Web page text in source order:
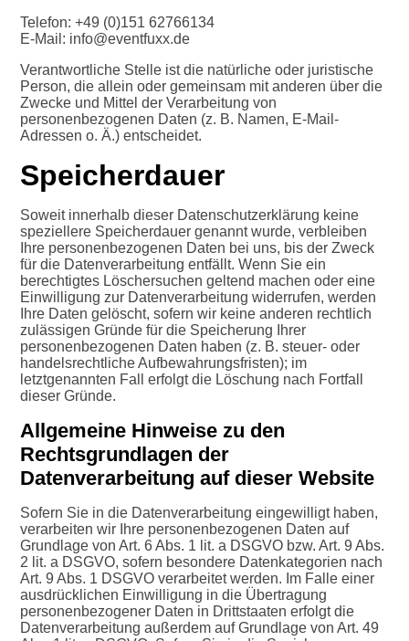
Telefon: +49 (0)151 62766134
E-Mail: info@eventfuxx.de
Verantwortliche Stelle ist die natürliche oder juristische
Person, die allein oder gemeinsam mit anderen über die
Zwecke und Mittel der Verarbeitung von
personenbezogenen Daten (z. B. Namen, E-Mail-
Adressen o. Ä.) entscheidet.
Speicherdauer
Soweit innerhalb dieser Datenschutzerklärung keine
speziellere Speicherdauer genannt wurde, verbleiben
Ihre personenbezogenen Daten bei uns, bis der Zweck
für die Datenverarbeitung entfällt. Wenn Sie ein
berechtigtes Löschersuchen geltend machen oder eine
Einwilligung zur Datenverarbeitung widerrufen, werden
Ihre Daten gelöscht, sofern wir keine anderen rechtlich
zulässigen Gründe für die Speicherung Ihrer
personenbezogenen Daten haben (z. B. steuer- oder
handelsrechtliche Aufbewahrungsfristen); im
letztgenannten Fall erfolgt die Löschung nach Fortfall
dieser Gründe.
Allgemeine Hinweise zu den
Rechtsgrundlagen der
Datenverarbeitung auf dieser Website
Sofern Sie in die Datenverarbeitung eingewilligt haben,
verarbeiten wir Ihre personenbezogenen Daten auf
Grundlage von Art. 6 Abs. 1 lit. a DSGVO bzw. Art. 9 Abs.
2 lit. a DSGVO, sofern besondere Datenkategorien nach
Art. 9 Abs. 1 DSGVO verarbeitet werden. Im Falle einer
ausdrücklichen Einwilligung in die Übertragung
personenbezogener Daten in Drittstaaten erfolgt die
Datenverarbeitung außerdem auf Grundlage von Art. 49